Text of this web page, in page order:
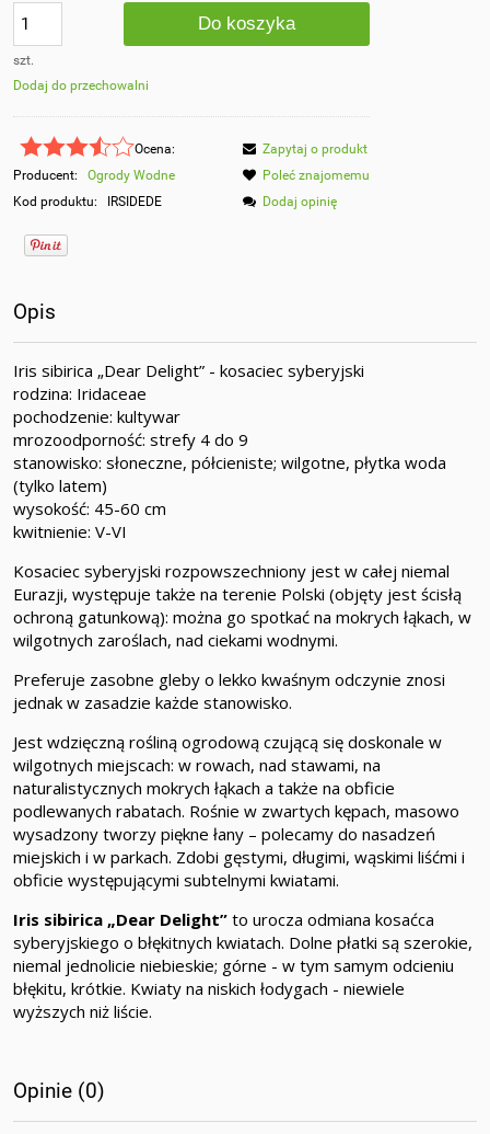
szt.
Do koszyka
Dodaj do przechowalni
Ocena:
Producent:
Ogrody Wodne
Kod produktu:
IRSIDEDE
Zapytaj o produkt
Poleć znajomemu
Dodaj opinię
Opis
Iris sibirica „Dear Delight” - kosaciec syberyjski
rodzina: Iridaceae
pochodzenie: kultywar
mrozoodporność: strefy 4 do 9
stanowisko: słoneczne, półcieniste; wilgotne, płytka woda
(tylko latem)
wysokość: 45-60 cm
kwitnienie: V-VI
Kosaciec syberyjski rozpowszechniony jest w całej niemal
Eurazji, występuje także na terenie Polski (objęty jest ścisłą
ochroną gatunkową): można go spotkać na mokrych łąkach, w
wilgotnych zaroślach, nad ciekami wodnymi.
Preferuje zasobne gleby o lekko kwaśnym odczynie znosi
jednak w zasadzie każde stanowisko.
Jest wdzięczną rośliną ogrodową czującą się doskonale w
wilgotnych miejscach: w rowach, nad stawami, na
naturalistycznych mokrych łąkach a także na obficie
podlewanych rabatach. Rośnie w zwartych kępach, masowo
wysadzony tworzy piękne łany – polecamy do nasadzeń
miejskich i w parkach. Zdobi gęstymi, długimi, wąskimi liśćmi i
obficie występującymi subtelnymi kwiatami.
Iris sibirica „Dear Delight” to urocza odmiana kosaćca
syberyjskiego o błękitnych kwiatach. Dolne płatki są szerokie,
niemal jednolicie niebieskie; górne - w tym samym odcieniu
błękitu, krótkie. Kwiaty na niskich łodygach - niewiele
wyższych niż liście.
Opinie (0)